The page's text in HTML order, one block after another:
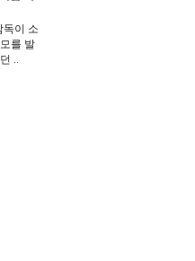
독이 소
를 발
..